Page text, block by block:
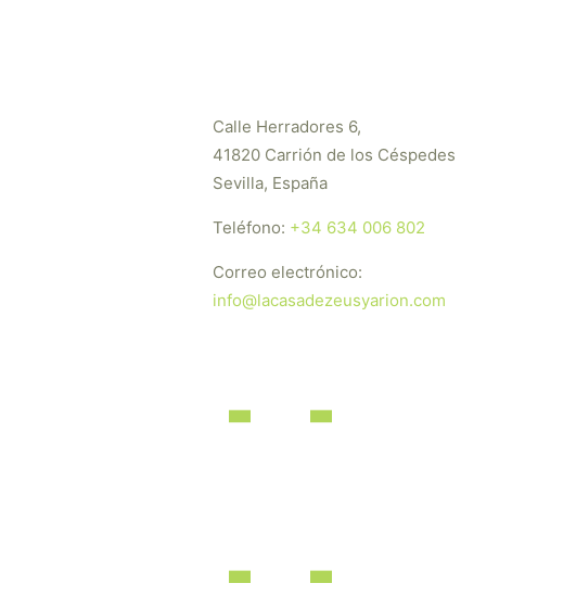
Calle Herradores 6,
41820 Carrión de los Céspedes
Sevilla, España
Teléfono: +34 634 006 802
Correo electrónico:
info@lacasadezeusyarion.com